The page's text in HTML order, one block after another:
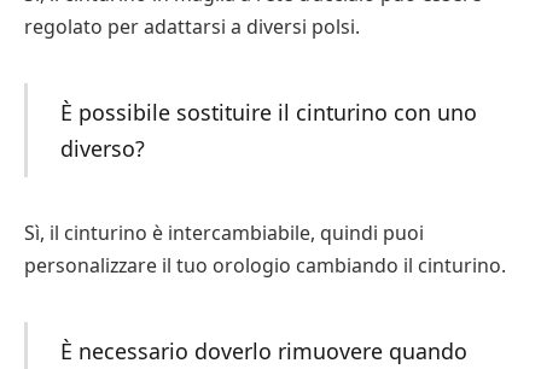
regolato per adattarsi a diversi polsi.
È possibile sostituire il cinturino con uno
diverso?
Sì, il cinturino è intercambiabile, quindi puoi
personalizzare il tuo orologio cambiando il cinturino.
È necessario doverlo rimuovere quando